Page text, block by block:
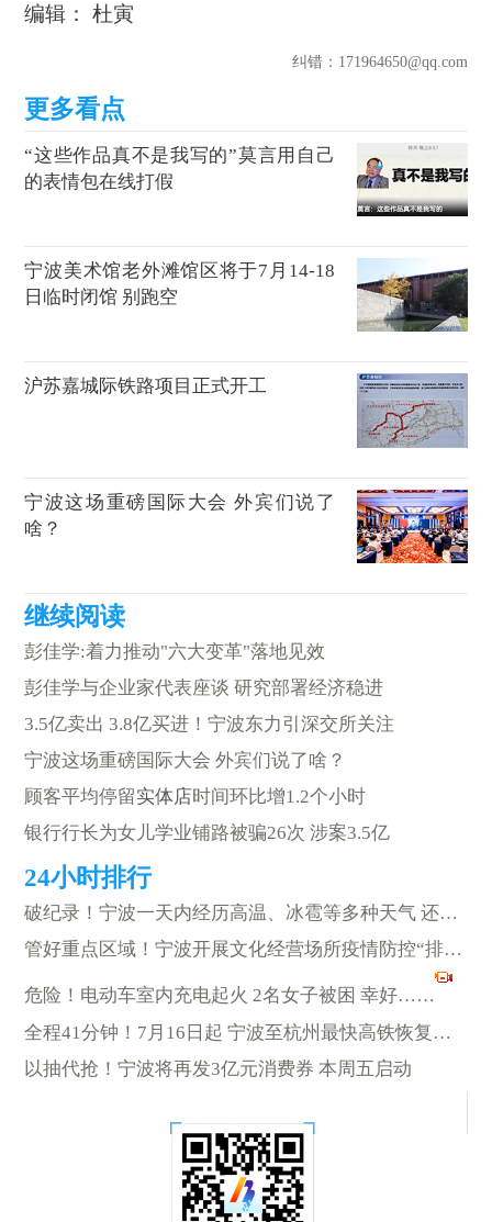
编辑： 杜寅
纠错：171964650@qq.com
“这些作品真不是我写的”莫言用自己
的表情包在线打假
宁波美术馆老外滩馆区将于7月14-18
日临时闭馆 别跑空
沪苏嘉城际铁路项目正式开工
宁波这场重磅国际大会 外宾们说了
啥？
彭佳学:着力推动"六大变革"落地见效
彭佳学与企业家代表座谈 研究部署经济稳进
3.5亿卖出 3.8亿买进！宁波东力引深交所关注
宁波这场重磅国际大会 外宾们说了啥？
顾客平均停留实体店时间环比增1.2个小时
银行行长为女儿学业铺路被骗26次 涉案3.5亿
破纪录！宁波一天内经历高温、冰雹等多种天气 还有13级强风
管好重点区域！宁波开展文化经营场所疫情防控“排雷”行动
危险！电动车室内充电起火 2名女子被困 幸好……
全程41分钟！7月16日起 宁波至杭州最快高铁恢复开行
以抽代抢！宁波将再发3亿元消费券 本周五启动